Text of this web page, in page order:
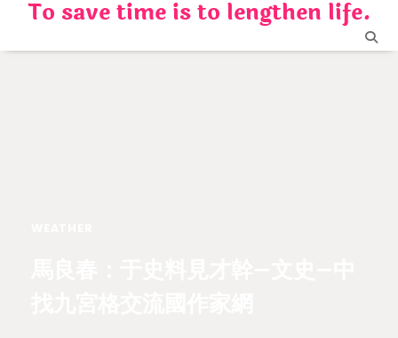
content
To save time is to lengthen life.